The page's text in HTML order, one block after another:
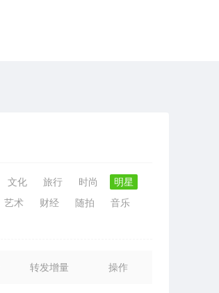
文化 旅行 时尚
明星
艺术 财经 随拍
音乐
转发增量 操作